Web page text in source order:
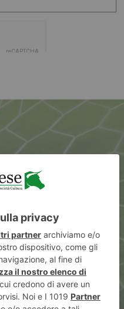
Italiana